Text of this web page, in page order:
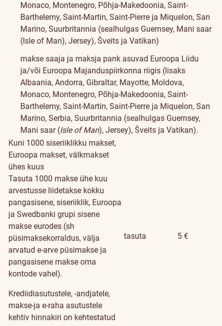
Monaco, Montenegro, Põhja-Makedoonia, Saint-
Barthelemy, Saint-Martin, Saint-Pierre ja Miquelon, San
Marino, Suurbritannia (sealhulgas Guernsey, Mani saar
(Isle of Man), Jersey), Šveits ja Vatikan)
makse saaja ja maksja pank asuvad Euroopa Liidu
ja/või Euroopa Majanduspiirkonna riigis (lisaks
Albaania, Andorra, Gibraltar, Mayotte, Moldova,
Monaco, Montenegro, Põhja-Makedoonia, Saint-
Barthelemy, Saint-Martin, Saint-Pierre ja Miquelon, San
Marino, Serbia, Suurbritannia (sealhulgas Guernsey,
Mani saar (Isle of Man), Jersey), Šveits ja Vatikan).
Kuni 1000 siseriiklikku makset,
Euroopa makset, välkmakset
ühes kuus
Tasuta 1000 makse ühe kuu
arvestusse liidetakse kokku
pangasisene, siseriiklik, Euroopa
ja Swedbanki grupi sisene
makse eurodes (sh
püsimaksekorraldus, välja
arvatud e-arve püsimakse ja
pangasisene makse oma
kontode vahel).
Krediidiasutustele, -andjatele,
makse-ja e-raha asutustele
kehtiv hinnakiri on kehtestatud
tasuta 5 €